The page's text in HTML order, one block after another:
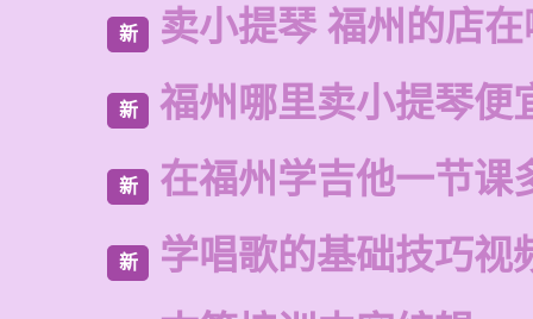
新 卖小提琴 福州的店
新 福州哪里卖小提琴便
新 在福州学吉他一节课
新 学唱歌的基础技巧视